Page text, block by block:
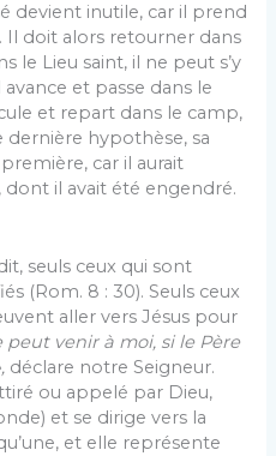
devient inutile, car il prend
Il doit alors retourner dans
le Lieu saint, il ne peut s’y
et passe dans le
et repart dans le camp,
dernière hypothèse, sa
car il aurait
dont il avait été engendré.
seuls ceux qui sont
(Rom. 8 : 30). Seuls ceux
aller vers Jésus pour
peut venir à moi, si le Père
déclare notre Seigneur.
ou appelé par Dieu,
et se dirige vers la
et elle représente